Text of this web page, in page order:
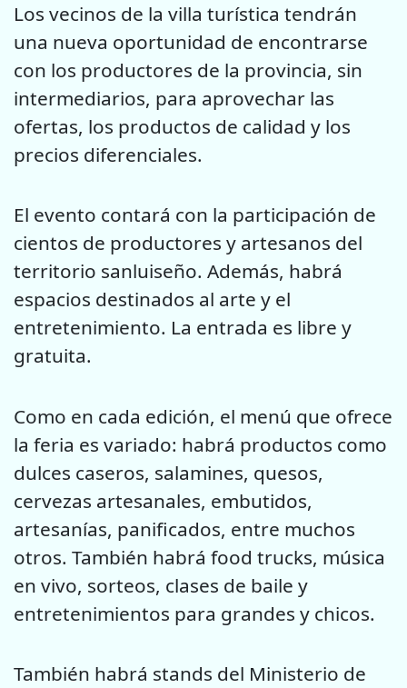
Los vecinos de la villa turística tendrán
una nueva oportunidad de encontrarse
con los productores de la provincia, sin
intermediarios, para aprovechar las
ofertas, los productos de calidad y los
precios diferenciales.
El evento contará con la participación de
cientos de productores y artesanos del
territorio sanluiseño. Además, habrá
espacios destinados al arte y el
entretenimiento. La entrada es libre y
gratuita.
Como en cada edición, el menú que ofrece
la feria es variado: habrá productos como
dulces caseros, salamines, quesos,
cervezas artesanales, embutidos,
artesanías, panificados, entre muchos
otros. También habrá food trucks, música
en vivo, sorteos, clases de baile y
entretenimientos para grandes y chicos.
También habrá stands del Ministerio de